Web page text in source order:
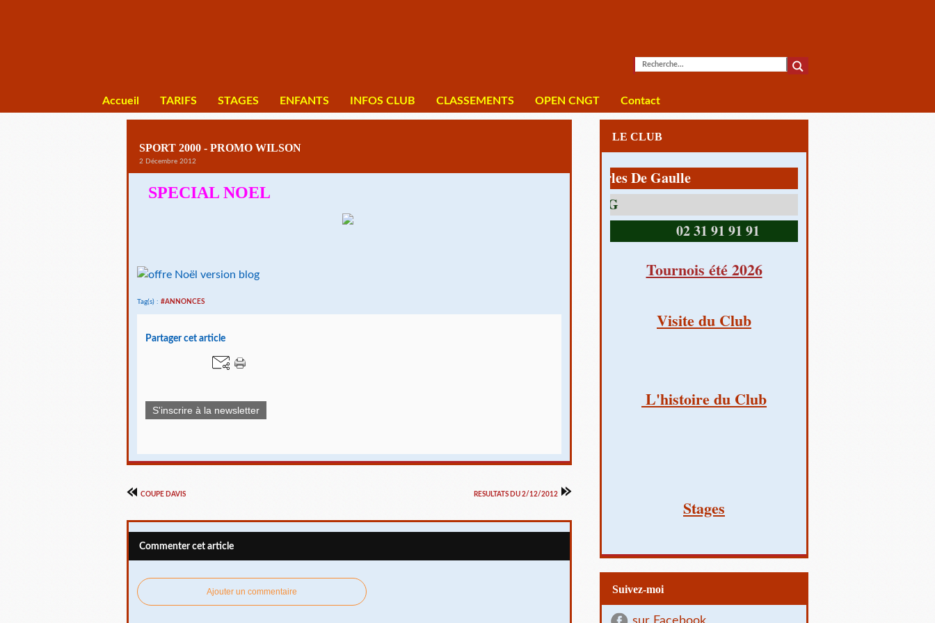
Accueil TARIFS STAGES ENFANTS INFOS CLUB CLASSEMENTS OPEN CNGT Contact
SPORT 2000 - PROMO WILSON
2 Décembre 2012
SPECIAL NOEL
Tag(s) : #ANNONCES
Partager cet article
S'inscrire à la newsletter
COUPE DAVIS RESULTATS DU 2/12/2012
Commenter cet article
Ajouter un commentaire
LE CLUB
1 av Charles De Gaulle
02 31 91 91 91
Tournois été 2026
Visite du Club
L'histoire du Club
Stages
Suivez-moi
sur Facebook